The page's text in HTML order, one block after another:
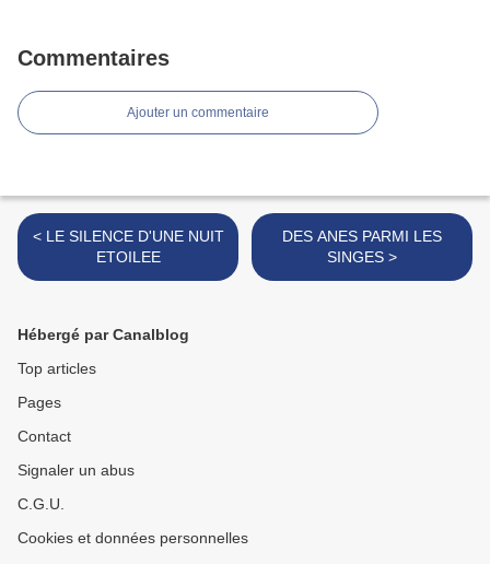
Commentaires
Ajouter un commentaire
< LE SILENCE D'UNE NUIT
ETOILEE
DES ANES PARMI LES
SINGES >
Hébergé par Canalblog
Top articles
Pages
Contact
Signaler un abus
C.G.U.
Cookies et données personnelles